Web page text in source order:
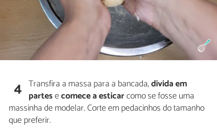
4 Transfira a massa para a bancada,divida em
partesecomece a esticarcomo se fosse uma
massinha de modelar. Corte em pedacinhos do tamanho
que preferir.